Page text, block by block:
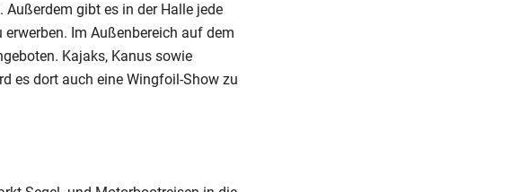
Außerdem gibt es in der Halle jede
Im Außenbereich auf dem
Kajaks, Kanus sowie
es dort auch eine Wingfoil-Show zu